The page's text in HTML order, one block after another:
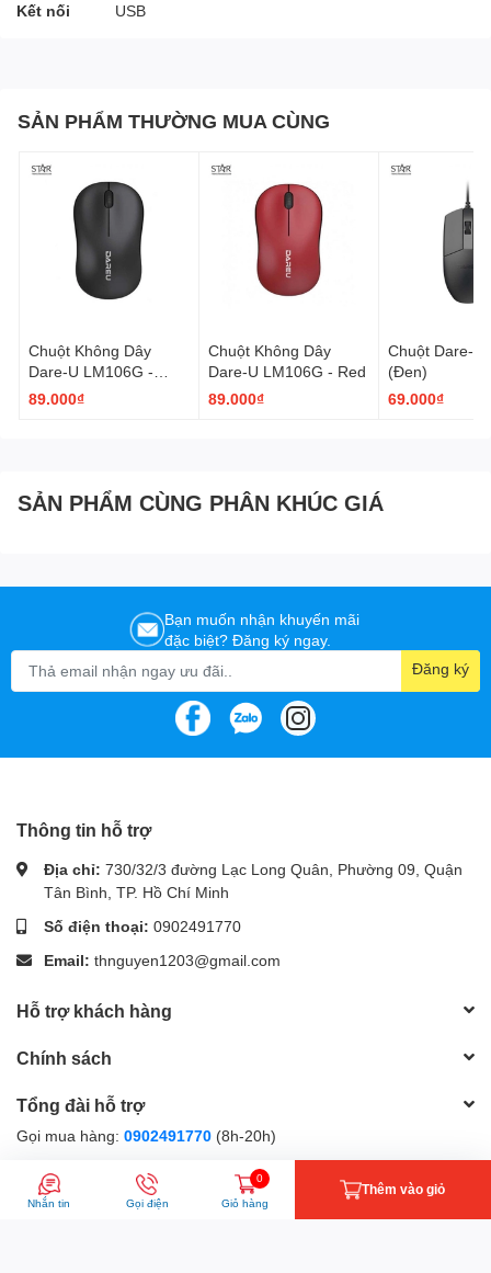
Kết nối
USB
SẢN PHẨM THƯỜNG MUA CÙNG
Chuột Không Dây
Dare-U LM106G -
Black
89.000₫
Chuột Không Dây
Dare-U LM106G - Red
89.000₫
Chuột Dare-U
(Đen)
69.000₫
SẢN PHẨM CÙNG PHÂN KHÚC GIÁ
Bạn muốn nhận khuyến mãi
đặc biệt? Đăng ký ngay.
Đăng ký
Thông tin hỗ trợ
Địa chỉ: 730/32/3 đường Lạc Long Quân, Phường 09, Quận
Tân Bình, TP. Hồ Chí Minh
Số điện thoại: 0902491770
Email: thnguyen1203@gmail.com
Hỗ trợ khách hàng
Chính sách
Tổng đài hỗ trợ
Gọi mua hàng: 0902491770 (8h-20h)
Gọi bảo hành: 0902491770 (8h-20h)
Nhắn tin Gọi điện
0
Giỏ hàng
Thêm vào giỏ